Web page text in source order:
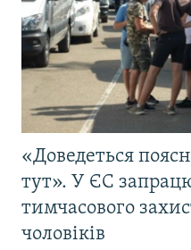
«Доведеться
тут». У ЄС
тимчасового
чоловіків